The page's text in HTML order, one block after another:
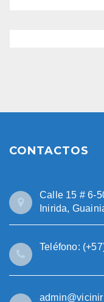
CONTACTOS
Calle 15 # 6-
Inirida,
Teléfono: